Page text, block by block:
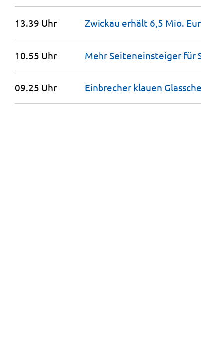
13.39 Uhr Zwickau erhält 6,5 Mio.
10.55 Uhr Mehr Seiteneinsteiger für
09.25 Uhr Einbrecher klauen